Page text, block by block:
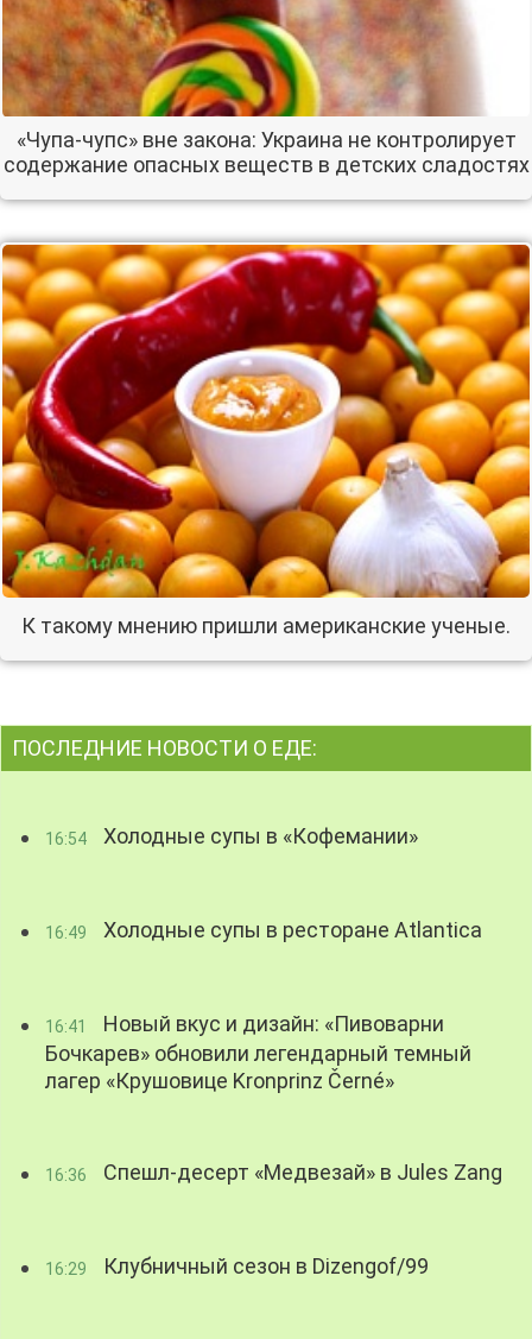
«Чупа-чупс» вне закона: Украина не контролирует
содержание опасных веществ в детских сладостях
К такому мнению пришли американские ученые.
ПОСЛЕДНИЕ НОВОСТИ О ЕДЕ:
16:54 Холодные супы в «Кофемании»
16:49 Холодные супы в ресторане Atlantica
16:41
Новый вкус и дизайн: «Пивоварни
Бочкарев» обновили легендарный темный
лагер «Крушовице Kronprinz Černé»
16:36 Спешл-десерт «Медвезай» в Jules Zang
16:29 Клубничный сезон в Dizengof/99